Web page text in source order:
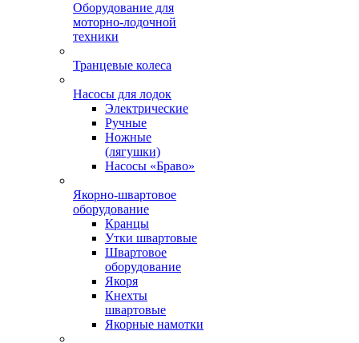
Оборудование для
моторно-лодочной
техники
Транцевые колеса
Насосы для лодок
Электрические
Ручные
Ножные
(лягушки)
Насосы «Браво»
Якорно-швартовое
оборудование
Кранцы
Утки швартовые
Швартовое
оборудование
Якоря
Кнехты
швартовые
Якорные намотки